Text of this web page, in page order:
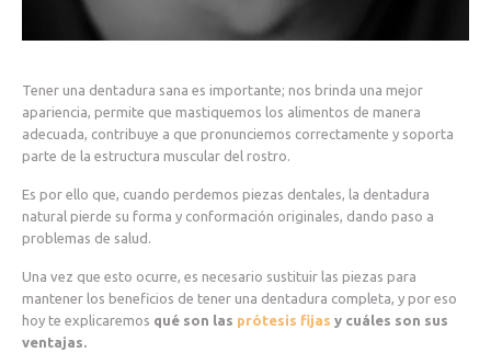
Tener una dentadura sana es importante; nos brinda una mejor
apariencia, permite que mastiquemos los alimentos de manera
adecuada, contribuye a que pronunciemos correctamente y soporta
parte de la estructura muscular del rostro.
Es por ello que, cuando perdemos piezas dentales, la dentadura
natural pierde su forma y conformación originales, dando paso a
problemas de salud.
Una vez que esto ocurre, es necesario sustituir las piezas para
mantener los beneficios de tener una dentadura completa, y por eso
hoy te explicaremos qué son las prótesis fijas y cuáles son sus
ventajas.